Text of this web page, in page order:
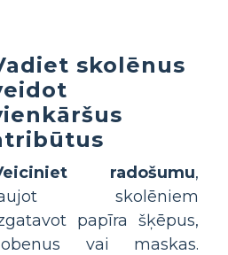
skolēnus
radošumu,
skolēniem
papīra šķēpus,
vai maskas.